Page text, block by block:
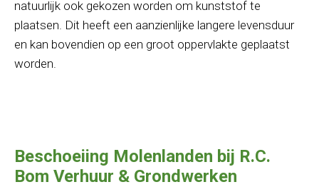
natuurlijk ook gekozen worden om kunststof te
plaatsen. Dit heeft een aanzienlijke langere levensduur
en kan bovendien op een groot oppervlakte geplaatst
worden.
Beschoeiing Molenlanden bij R.C.
Bom Verhuur & Grondwerken